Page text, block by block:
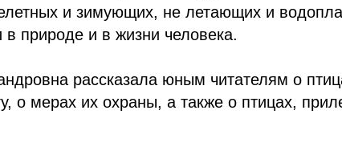
и зимующих, не летающих и
в природе и в жизни человека.
рассказала юным читателям о
о мерах их охраны, а также о птицах,